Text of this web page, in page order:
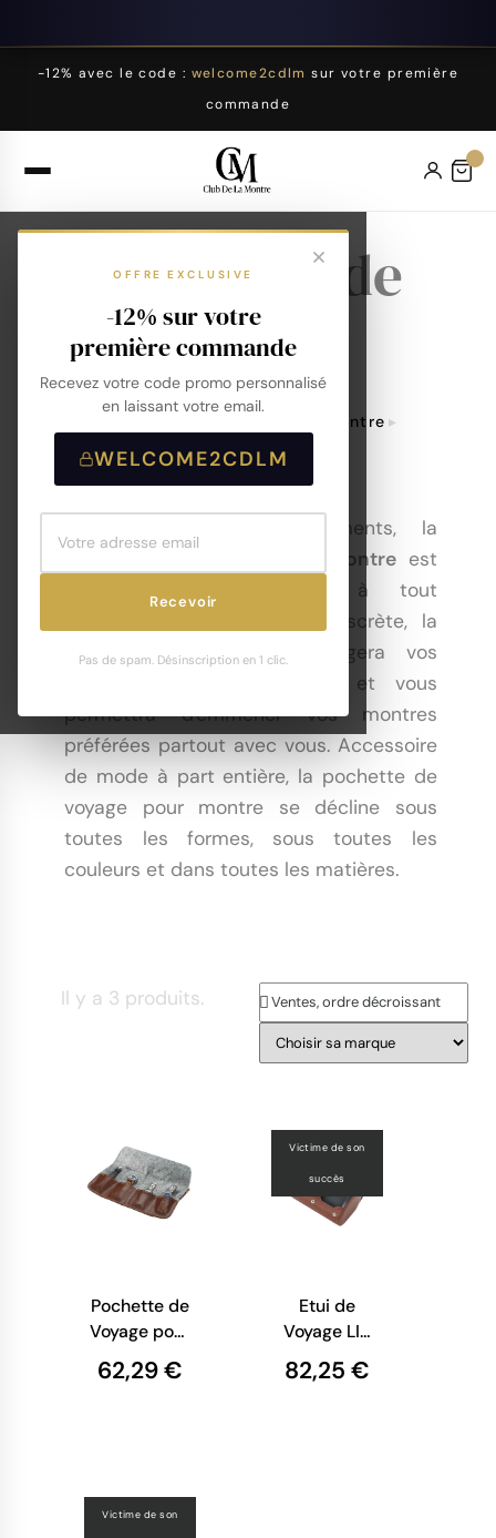
-12% avec le code : welcome2cdlm sur votre première
commande
OFFRE EXCLUSIVE
-12% sur votre
première commande
Recevez votre code promo personnalisé
en laissant votre email.
WELCOME2CDLM
Recevoir
Pas de spam. Désinscription en 1 clic.
Pochette de
voyage
Accessoires De Montre
Pochette De Voyage
Idéale pour les déplacements, la
pochette de voyage pour montreest
l'accessoire indispensable à tout
collectionneur. Pratique et discrète, la
pochette de voyage protégera vos
montres d'éventuels éclats et vous
permettra d'emmener vos montres
préférées partout avec vous. Accessoire
de mode à part entière, la pochette de
voyage pour montre se décline sous
toutes les formes, sous toutes les
couleurs et dans toutes les matières.
Il y a 3 produits.
Pochette de
Voyage pour
Montre - LIP
62,29 €
Victime de son
succès
Etui de
Voyage LIP
pour 2
Montres -
82,25 €
Victime de son